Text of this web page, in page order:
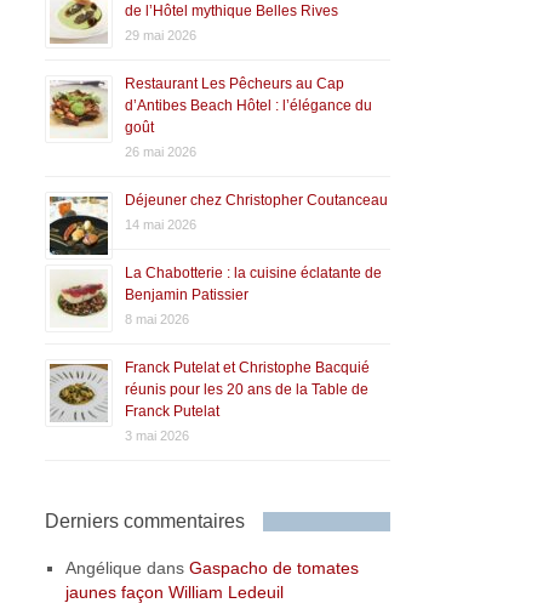
de l’Hôtel mythique Belles Rives
29 mai 2026
Restaurant Les Pêcheurs au Cap
d’Antibes Beach Hôtel : l’élégance du
goût
26 mai 2026
Déjeuner chez Christopher Coutanceau
14 mai 2026
La Chabotterie : la cuisine éclatante de
Benjamin Patissier
8 mai 2026
Franck Putelat et Christophe Bacquié
réunis pour les 20 ans de la Table de
Franck Putelat
3 mai 2026
Derniers commentaires
Angélique dansGaspacho de tomates
jaunes façon William Ledeuil